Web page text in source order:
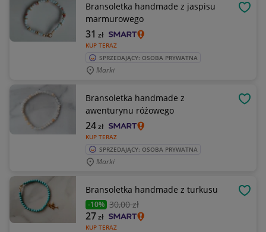
Bransoletka handmade z jaspisu
marmurowego
KUP TERAZ
31 zł
SPRZEDAJĄCY: OSOBA PRYWATNA
Marki
Bransoletka handmade z
awenturynu różowego
KUP TERAZ
24zł
SPRZEDAJĄCY: OSOBA PRYWATNA
Marki
Bransoletka handmade z turkusu
-10% 30,00 zł
KUP TERAZ
27zł